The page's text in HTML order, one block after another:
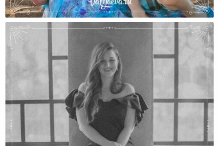
Тебя Ждет Новый Мир